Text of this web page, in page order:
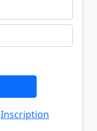
Inscription